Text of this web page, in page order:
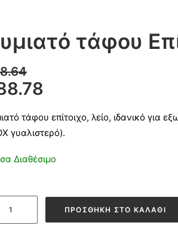
τάφου
τάφου επίτοιχο, λείο, ιδανικό
γυαλιστερό).
Διαθέσιμο
ΠΡΟΣΘΉΚΗ ΣΤΟ ΚΑΛΆΘΙ